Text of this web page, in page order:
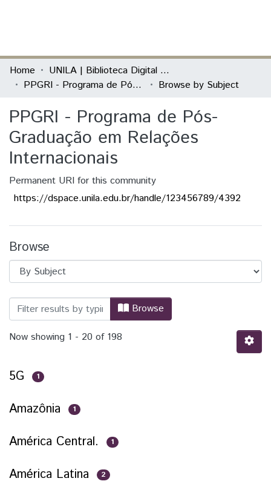
Communities & Collections
All of DSpace
Home
UNILA | Biblioteca Digital de Dissertações e Teses
PPGRI - Programa de Pós-Graduação em Relações Internacionais
Browse by Subject
PPGRI - Programa de Pós-
Graduação em Relações
Internacionais
Permanent URI for this community
https://dspace.unila.edu.br/handle/123456789/4392
Browse
Browsing PPGRI - Programa de Pós-
Browse
Now showing 1 - 20 of 198
5G 1
Amazônia 1
América Central. 1
América Latina 2